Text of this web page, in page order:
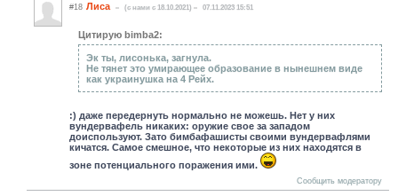
#18 Лиса (c нами с 18.10.2021) 07.11.2023 15:51
Цитирую bimba2:
Эк ты, лисонька, загнула.
Не тянет это умирающее образование в нынешнем виде
как украинушка на 4 Рейх.
:) даже передернуть нормально не можешь. Нет у них
вундервафель никаких: оружие свое за западом
доиспользуют. Зато бимбафашисты своими вундервафлями
кичатся. Самое смешное, что некоторые из них находятся в
зоне потенциального поражения ими.
Сообщить модератору